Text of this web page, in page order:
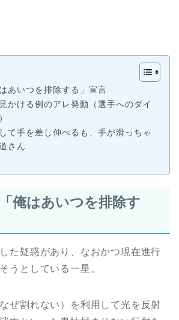
あいつを排除する」宣言
かける例のアレ発動（選手へのダイ
て手を差し伸べるも、手が滑っちゃ
さん
俺はあいつを排除す
た疑惑があり、なおかつ現在進行
うとしている一星。
ぜ割れない）を利用して光を反射